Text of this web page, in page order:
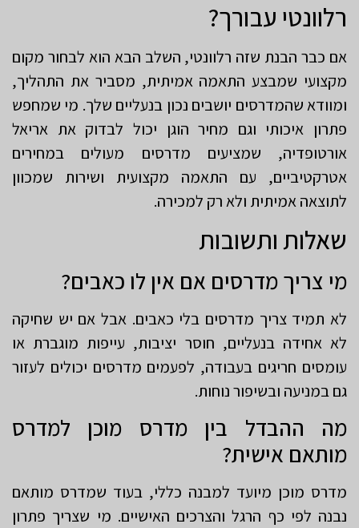
רלוונטי עבורך?
אם כבר הבנת שזה רלוונטי, השלב הבא הוא לבחור מקום
מקצועי שמבצע התאמה אמיתית, מסביר את התהליך,
ומוודא שהמדרסים יושבים נכון בנעליים שלך. מי שמחפש
פתרון איכותי וגם מחיר הוגן יכול לבדוק את אריאל
אורטופדיה, שמציעים מדרסים מעולים במחירים
אטרקטיביים, עם התאמה מקצועית ושירות שמכוון
לתוצאה אמיתית ולא רק למכירה.
שאלות ותשובות
מי צריך מדרסים אם אין לו כאבים?
לא תמיד צריך מדרסים בלי כאבים. אבל אם יש שחיקה
לא אחידה בנעליים, חוסר יציבות, עייפות מוגברת או
עומסים חריגים בעבודה, לפעמים מדרסים יכולים לעזור
גם במניעה ובשיפור נוחות.
מה ההבדל בין מדרס מוכן למדרס
מותאם אישית?
מדרס מוכן מיועד למבנה כללי, בעוד שמדרס מותאם
נבנה לפי כף הרגל והצרכים האישיים. מי שצריך פתרון